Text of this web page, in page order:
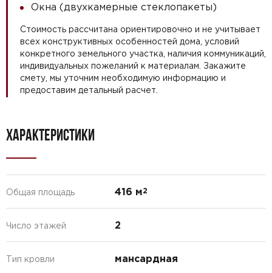
Окна (двухкамерные стеклопакеты)
Стоимость рассчитана ориентировочно и не учитывает
всех конструктивных особенностей дома, условий
конкретного земельного участка, наличия коммуникаций,
индивидуальных пожеланий к материалам. Закажите
смету, мы уточним необходимую информацию и
предоставим детальный расчет.
ХАРАКТЕРИСТИКИ
Общая площадь 416 м2
Число этажей 2
Тип кровли мансардная